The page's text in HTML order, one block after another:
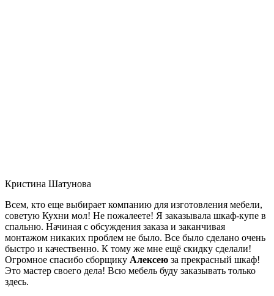
Кристина Шатунова
Всем, кто еще выбирает компанию для изготовления мебели,
советую Кухни мол! Не пожалеете! Я заказывала шкаф-купе в
спальню. Начиная с обсуждения заказа и заканчивая
монтажом никаких проблем не было. Все было сделано очень
быстро и качественно. К тому же мне ещё скидку сделали!
Огромное спасибо сборщику Алексею за прекрасный шкаф!
Это мастер своего дела! Всю мебель буду заказывать только
здесь.